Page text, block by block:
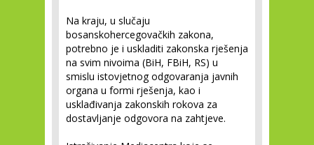
Na kraju, u slučaju
bosanskohercegovačkih zakona,
potrebno je i uskladiti zakonska rješenja
na svim nivoima (BiH, FBiH, RS) u
smislu istovjetnog odgovaranja javnih
organa u formi rješenja, kao i
usklađivanja zakonskih rokova za
dostavljanje odgovora na zahtjeve.